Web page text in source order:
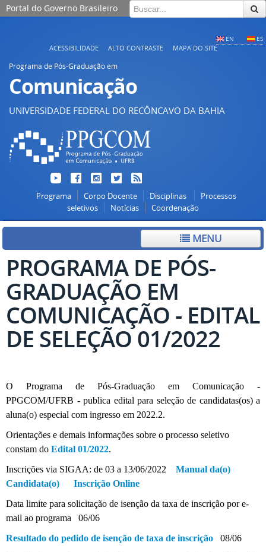
Portal do Governo Brasileiro
EN ES
ACESSIBILIDADE ALTO CONTRASTE MAPA DO SITE
Programa de Pós-Graduação em
Comunicação
UNIVERSIDADE FEDERAL DO RECÔNCAVO DA BAHIA
Programa Corpo Docente Disciplinas
Processos
seletivos
Notícias Coordenação
MENU
PROGRAMA DE PÓS-
GRADUAÇÃO EM
COMUNICAÇÃO - EDITAL
DE SELEÇÃO 01/2022
O Programa de Pós-Graduação em Comunicação -
PPGCOM/UFRB - publica edital para seleção de candidatas(os) a
aluna(o) especial com ingresso em 2022.2.
Orientações e demais informações sobre o processo seletivo
constam do Edital 01/2022.
Inscrições via SIGAA: de 03 a 13/06/2022 Manual da(o)
Candidata(o)
Inscrição Online
Data limite para solicitação de isenção da taxa de inscrição por e-
mail ao programa 06/06
Resultado do pedido de isenção de taxa de inscrição 08/06